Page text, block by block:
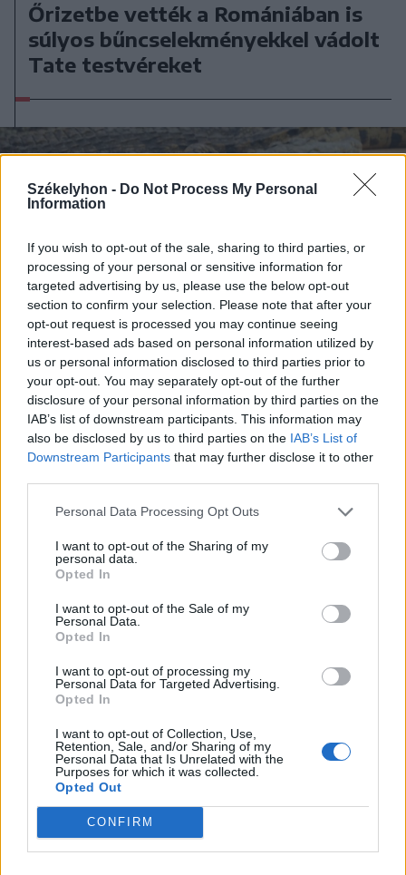
Székelyhon - Do Not Process My Personal
Information
If you wish to opt-out of the sale, sharing to third parties, or
processing of your personal or sensitive information for
targeted advertising by us, please use the below opt-out
section to confirm your selection. Please note that after your
opt-out request is processed you may continue seeing
interest-based ads based on personal information utilized by
us or personal information disclosed to third parties prior to
your opt-out. You may separately opt-out of the further
disclosure of your personal information by third parties on the
IAB’s list of downstream participants. This information may
also be disclosed by us to third parties on the IAB’s List of
Downstream Participants that may further disclose it to other
Personal Data Processing Opt Outs
I want to opt-out of the Sharing of my
personal data.
Opted In
I want to opt-out of the Sale of my
Personal Data.
Opted In
I want to opt-out of processing my
Personal Data for Targeted Advertising.
Opted In
I want to opt-out of Collection, Use,
Retention, Sale, and/or Sharing of my
Personal Data that Is Unrelated with the
Purposes for which it was collected.
Opted Out
CONFIRM
Őrizetbe vették a Romániában is
súlyos bűncselekményekkel vádolt
Tate testvéreket
2026. július 17., péntek
Mostantól börtönök őrzésére is
használhatóak a nílusi krokodilok
Izraelben